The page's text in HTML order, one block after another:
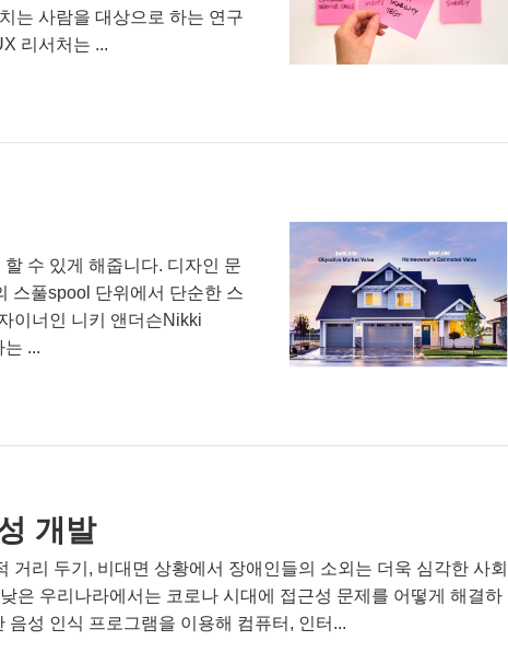
는 사람을 대상으로 하는 연구
리서처는 ...
수 있게 해줍니다. 디자인 문
스풀spool 단위에서 단순한 스
이너인 니키 앤더슨Nikki
...
개발
리 두기, 비대면 상황에서 장애인들의 소외는 더욱 심각한 사회
은 우리나라에서는 코로나 시대에 접근성 문제를 어떻게 해결하
성 인식 프로그램을 이용해 컴퓨터, 인터...